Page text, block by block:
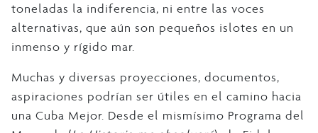
toneladas la indiferencia, ni entre las voces
alternativas, que aún son pequeños islotes en un
inmenso y rígido mar.
Muchas y diversas proyecciones, documentos,
aspiraciones podrían ser útiles en el camino hacia
una Cuba Mejor. Desde el mismísimo Programa del